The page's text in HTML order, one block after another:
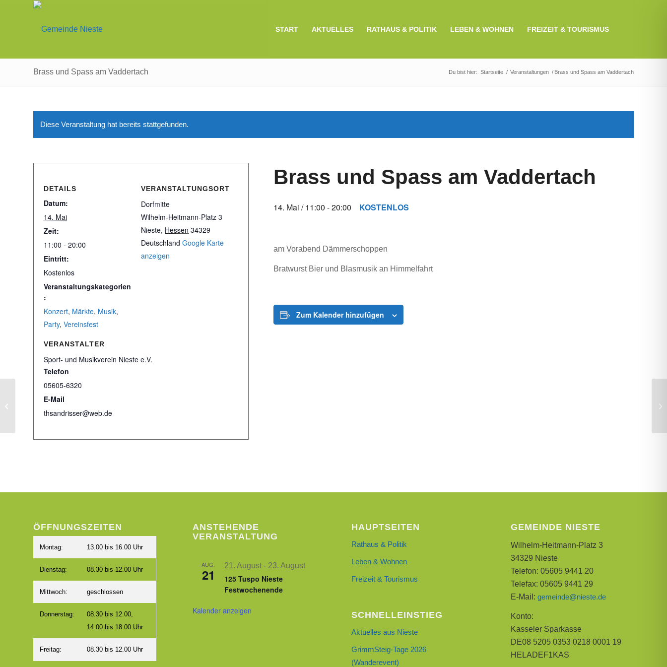
START AKTUELLES RATHAUS & POLITIK LEBEN & WOHNEN FREIZEIT & TOURISMUS
Brass und Spass am Vaddertach Du bist hier: Startseite / Veranstaltungen / Brass und Spass am Vaddertach
Diese Veranstaltung hat bereits stattgefunden.
Brass und Spass am Vaddertach
14. Mai / 11:00 -20:00 KOSTENLOS
am Vorabend Dämmerschoppen
Bratwurst Bier und Blasmusik an Himmelfahrt
Zum Kalender hinzufügen
DETAILS
Datum:
14. Mai
Zeit:
11:00 - 20:00
Eintritt:
Kostenlos
Veranstaltungskategorien
:
Konzert, Märkte, Musik,
Party, Vereinsfest
VERANSTALTUNGSORT
Dorfmitte
Wilhelm-Heitmann-Platz 3
Nieste, Hessen 34329
Deutschland Google Karte
anzeigen
VERANSTALTER
Sport- und Musikverein Nieste e.V.
Telefon
05605-6320
E-Mail
thsandrisser@web.de
ÖFFNUNGSZEITEN
Montag: 13.00 bis 16.00 Uhr
Dienstag: 08.30 bis 12.00 Uhr
Mittwoch: geschlossen
Donnerstag:
08.30 bis 12.00,
14.00 bis 18.00 Uhr
Freitag: 08.30 bis 12.00 Uhr
ANSTEHENDE
VERANSTALTUNG
AUG.
21
21. August- 23. August
125 Tuspo Nieste
Festwochenende
Kalender anzeigen
HAUPTSEITEN
Rathaus & Politik
Leben & Wohnen
Freizeit & Tourismus
SCHNELLEINSTIEG
Aktuelles aus Nieste
GrimmSteig-Tage 2026
(Wanderevent)
GEMEINDE NIESTE
Wilhelm-Heitmann-Platz 3
34329 Nieste
Telefon: 05605 9441 20
Telefax: 05605 9441 29
E-Mail: gemeinde@nieste.de
Konto:
Kasseler Sparkasse
DE08 5205 0353 0218 0001 19
HELADEF1KAS
Kaufungen / Nieste